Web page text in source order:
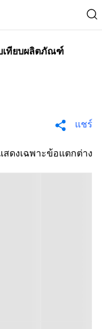
เทียบผลิตภัณฑ์
แชร์
สดงเฉพาะข้อแตกต่าง